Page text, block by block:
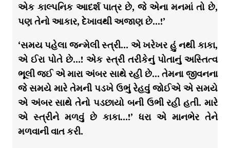
એક કાલ્પનિક આદર્શ પાત્ર છે, જે એના મનમાં તો છે,
પણ તેનો આકાર, દેખાવથી અજાણ છે…!’
‘સમય પહેલા જન્મેલી સ્ત્રી… એ ખરેખર હું નથી કાકા,
એ ઈરા પોતે છે…! એક સ્ત્રી તરીકેનું પોતાનું અસ્તિત્વ
ભૂલી જઈ એ મારા અંબર સાથે રહી છે… તેમના જીવનના
જે સમયે મારે તેમની પડખે ઉભું રેહવું જોઈએ એ સમયે
એ અંબર સાથે તેનો પડછાયો બની ઉભી રહી હતી. મારે
એ સ્ત્રીને મળવું છે કાકા…!’ ધરા એ માનભેર તેને
મળવાની વાત કરી.